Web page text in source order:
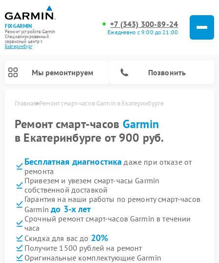
FIX-GARMIN
Ремонт устройств Garmin
Специализированный
cервисный центр г.
Екатеринбург
+7 (343) 300-89-24
Ежедневно с 9:00 до 21:00
Мы ремонтируем Позвонить
Главная Ремонт смарт-часов Garmin в Екатеринбурге
Ремонт смарт-часов Garmin
в Екатеринбурге от 900 руб.
Бесплатная диагностика даже при отказе от
ремонта
Привезем и увезем смарт-часы Garmin
собственной доставкой
Гарантия на наши работы по ремонту смарт-часов
Garminдо 3-х лет
Срочный ремонт смарт-часов Garmin в течении
часа
Скидка для вас до 20%
Получите 1500 рублей на ремонт
Оригинальные комплектующие Garmin